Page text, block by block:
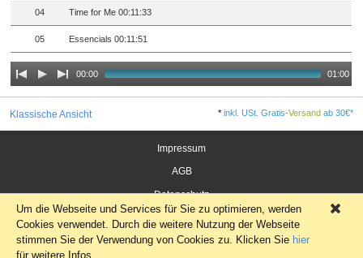
04 Time for Me 00:11:33
05 Essencials 00:11:51
00:00 01:00
Klassische Ansicht *inkl. USt. Gratis-Versand ab 30€*
Impressum
AGB
Datenschutz
Widerrufsrecht für Verbraucher
Um die Webseite und Services für Sie zu optimieren, werden
Cookies verwendet. Durch die weitere Nutzung der Webseite
stimmen Sie der Verwendung von Cookies zu. Klicken Sie hier
für weitere Infos.